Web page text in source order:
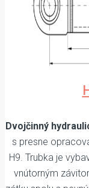
Dvojčinný
s presne
H9. Trubka je
vnútorným